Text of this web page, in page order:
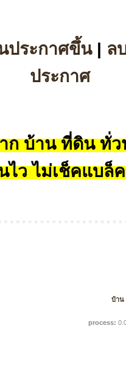
ประกาศขึ้น| ล
ประกาศ
ก บ้าน ที่ดิน ทั่ว
ไว ไม่เช็คแบล็
บ้าน
process: